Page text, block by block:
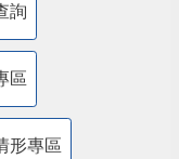
詢
區
形專區